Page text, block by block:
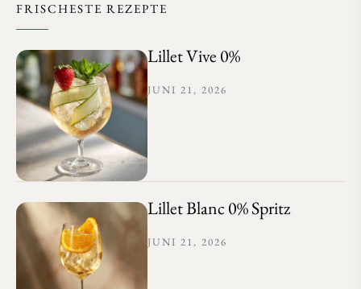
FRISCHESTE REZEPTE
Lillet Vive 0%
JUNI 21, 2026
Lillet Blanc 0% Spritz
JUNI 21, 2026